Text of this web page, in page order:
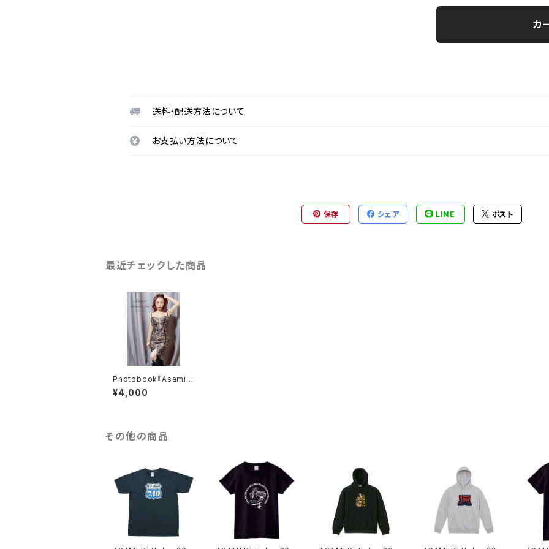
カ
送料・配送方法について
お支払い方法について
保存 シェア LINE ポスト
最近チェックした商品
Photobook『Asami
Christmas Live 202
4』
¥4,000
その他の商品